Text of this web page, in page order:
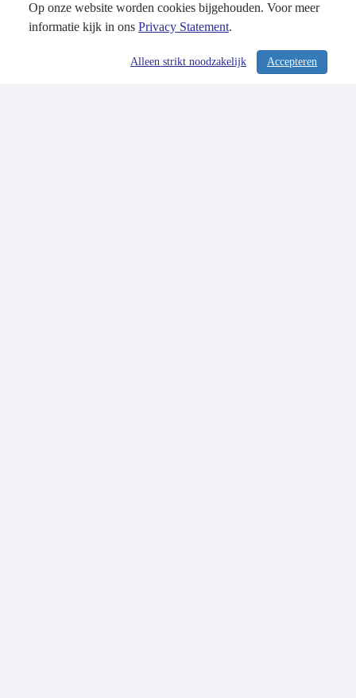
/ 309
Op onze website worden cookies bijgehouden. Voor meer
informatie kijk in ons Privacy Statement.
Accepteren
Alleen strikt noodzakelijk